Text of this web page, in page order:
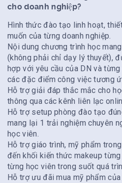
cho doanh nghiệp?
Hình thức đào tạo linh hoạt,
muốn của từng doanh nghiệp.
Nội dung chương trình học
(không phải chỉ dạy lý thuyết),
hợp với yêu cầu của DN và
các đặc điểm công việc tương
Hỗ trợ giải đáp thắc mắc cho
thông qua các kênh liên lạc
Hỗ trợ setup phòng đào tạo
mang lại 1 trải nghiệm chuyên
học viên.
Hỗ trợ giáo trình, mỹ phẩm
đến khối kiến thức makeup
từng học viên trong suốt quá
Hỗ trợ ưu đãi mua mỹ phẩm